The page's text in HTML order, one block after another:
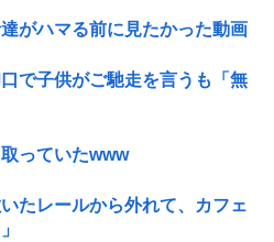
がハマる前に見たかった動画
で子供がご馳走を言うも「無
っていたwww
たレールから外れて、カフェ